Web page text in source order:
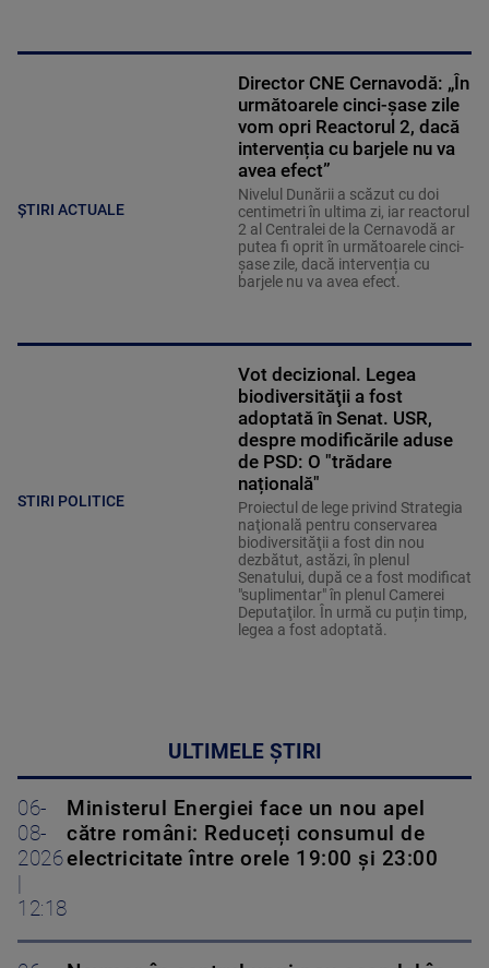
ȘTIRI ACTUALE
Director CNE Cernavodă: „În
următoarele cinci-șase zile
vom opri Reactorul 2, dacă
intervenția cu barjele nu va
avea efect”
Nivelul Dunării a scăzut cu doi
centimetri în ultima zi, iar reactorul
2 al Centralei de la Cernavodă ar
putea fi oprit în următoarele cinci-
șase zile, dacă intervenția cu
barjele nu va avea efect.
STIRI POLITICE
Vot decizional. Legea
biodiversităţii a fost
adoptată în Senat. USR,
despre modificările aduse
de PSD: O "trădare
națională"
Proiectul de lege privind Strategia
naţională pentru conservarea
biodiversităţii a fost din nou
dezbătut, astăzi, în plenul
Senatului, după ce a fost modificat
"suplimentar" în plenul Camerei
Deputaţilor. În urmă cu puțin timp,
legea a fost adoptată.
ULTIMELE ȘTIRI
06-
08-
2026
12:18
Ministerul Energiei face un nou apel
către români: Reduceți consumul de
electricitate între orele 19:00 și 23:00